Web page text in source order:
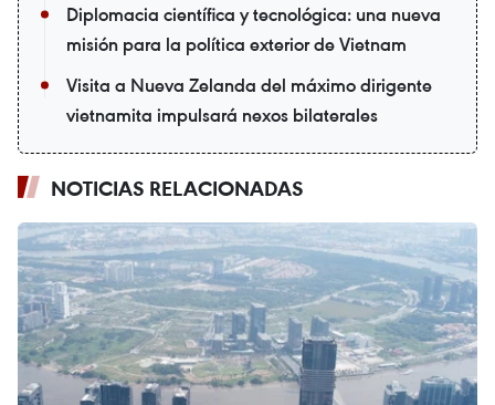
Diplomacia científica y tecnológica: una nueva
misión para la política exterior de Vietnam
Visita a Nueva Zelanda del máximo dirigente
vietnamita impulsará nexos bilaterales
NOTICIAS RELACIONADAS